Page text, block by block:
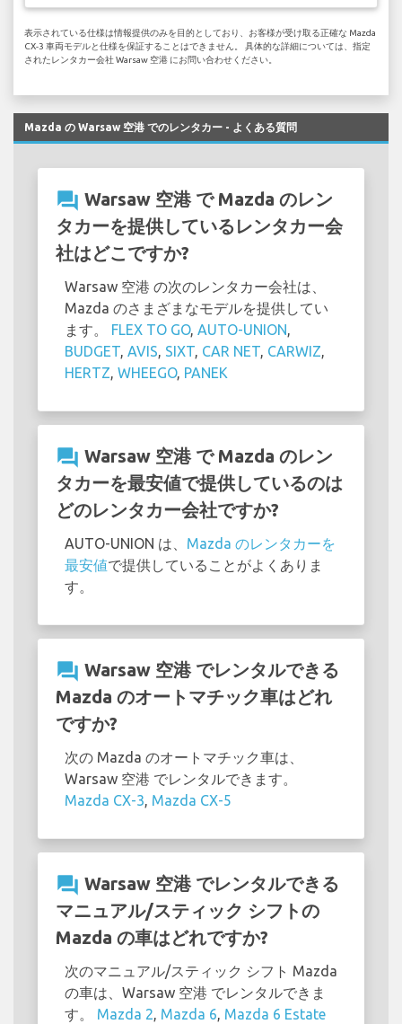
表示されている仕様は情報提供のみを目的としており、お客様が受け取る正確な Mazda
CX-3 車両モデルと仕様を保証することはできません。 具体的な詳細については、指定
されたレンタカー会社 Warsaw 空港 にお問い合わせください。
Mazda の Warsaw 空港 でのレンタカー - よくある質問
question_answer Warsaw 空港 で Mazda のレン
タカーを提供しているレンタカー会
社はどこですか?
Warsaw 空港 の次のレンタカー会社は、
Mazda のさまざまなモデルを提供してい
ます。 FLEX TO GO, AUTO-UNION,
BUDGET, AVIS, SIXT, CAR NET, CARWIZ,
HERTZ, WHEEGO, PANEK
question_answer Warsaw 空港 で Mazda のレン
タカーを最安値で提供しているのは
どのレンタカー会社ですか?
AUTO-UNION は、 Mazda のレンタカーを
最安値で提供していることがよくありま
す。
question_answer Warsaw 空港 でレンタルできる
Mazda のオートマチック車はどれ
ですか?
次の Mazda のオートマチック車は、
Warsaw 空港 でレンタルできます。
Mazda CX-3, Mazda CX-5
question_answer Warsaw 空港 でレンタルできる
マニュアル/スティック シフトの
Mazda の車はどれですか?
次のマニュアル/スティック シフト Mazda
の車は、Warsaw 空港 でレンタルできま
す。 Mazda 2, Mazda 6, Mazda 6 Estate